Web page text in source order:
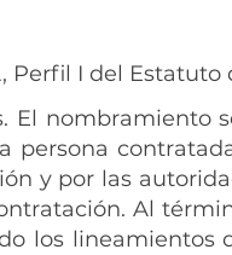
I del Estatuto
El nombramiento
y por las
Al
los lineamientos